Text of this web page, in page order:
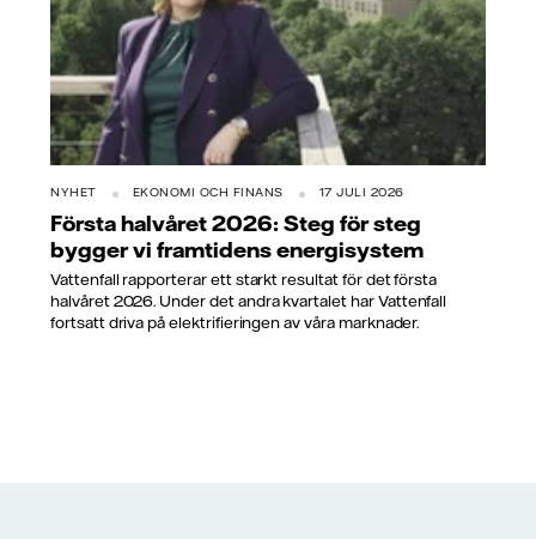
NYHET EKONOMI OCH FINANS 17 JULI 2026
Första halvåret 2026: Steg för steg
bygger vi framtidens energisystem
Vattenfall rapporterar ett starkt resultat för det första
halvåret 2026. Under det andra kvartalet har Vattenfall
fortsatt driva på elektrifieringen av våra marknader.